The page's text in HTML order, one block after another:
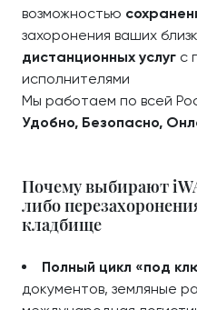
возможностью
захоронения ваших
дистанционных услуг с
исполнителями
Мы работаем по всей
Удобно, Безопасно,
Почему выбирают
либо
кладбище
Полный цикл «под
документов, земляные